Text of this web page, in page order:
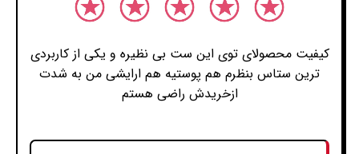
کیفیت محصولای توی این ست بی نظیره و یکی از کاربردی
ترین ستاس بنظرم هم پوستیه هم ارایشی من به شدت
ازخریدش راضی هستم